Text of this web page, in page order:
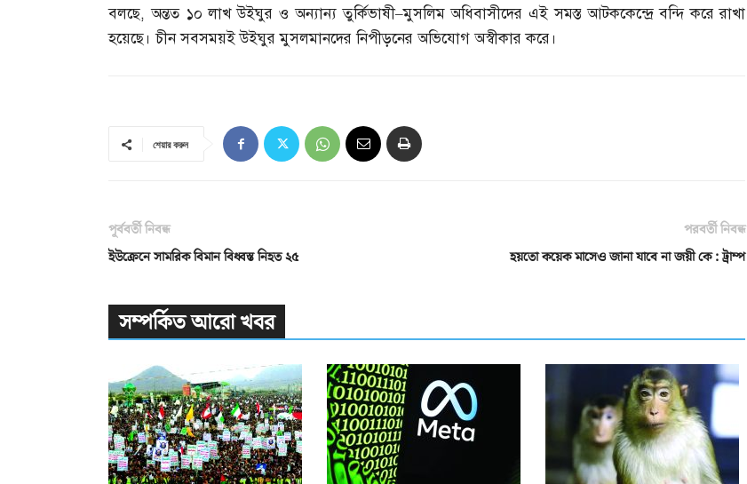
বলছে,অন্তত ১০ লাখ উইঘুর ও অন্যান্য তুর্কিভাষী–মুসলিম অধিবাসীদের এই সমস্ত আটককেন্দ্রে বন্দি করে রাখা
হয়েছে। চীন সবসময়ই উইঘুর মুসলমানদের নিপীড়নের অভিযোগ অস্বীকার করে।
শেয়ার করুন
পূর্ববর্তী নিবন্ধ
ইউক্রেনে সামরিক বিমান বিধ্বস্ত নিহত ২৫
পরবর্তী নিবন্ধ
হয়তো কয়েক মাসেও জানা যাবে না জয়ী কে : ট্রাম্প
সম্পর্কিত আরো খবর